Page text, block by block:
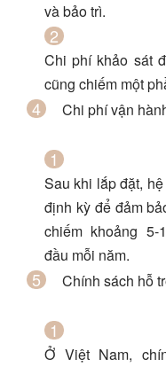
và bảo trì.
Chi phí khảo sát
cũng chiếm một
Chi phí vận
Sau khi lắp đặt,
định kỳ để đảm
chiếm khoảng 5-
đầu mỗi năm.
Chính sách hỗ
Ở Việt Nam,